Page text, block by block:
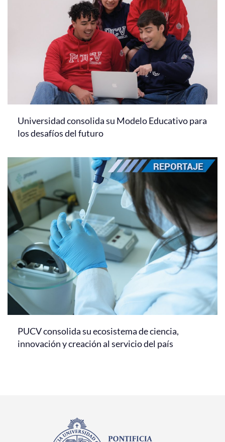
Universidad consolida su Modelo Educativo para
los desafíos del futuro
PUCV consolida su ecosistema de ciencia,
innovación y creación al servicio del país